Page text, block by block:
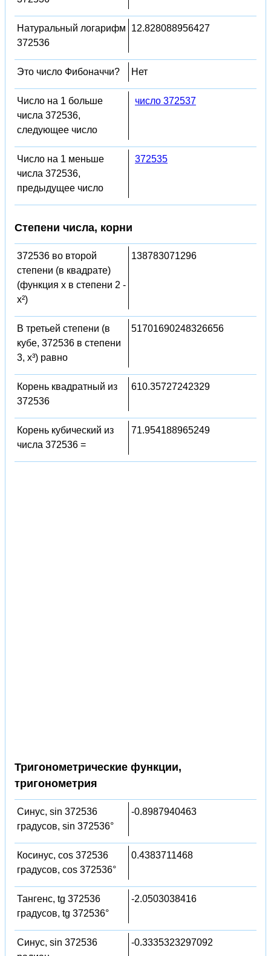
Натуральный логарифм
372536
12.828088956427
Это число Фибоначчи? Нет
Число на 1 больше
числа 372536,
следующее число
число 372537
Число на 1 меньше
числа 372536,
предыдущее число
372535
Степени числа, корни
372536 во второй
степени (в квадрате)
(функция x в степени 2 -
x²)
138783071296
В третьей степени (в
кубе, 372536 в степени
3, x³) равно
51701690248326656
Корень квадратный из
372536
610.35727242329
Корень кубический из
числа 372536 =
71.954188965249
Тригонометрические функции,
тригонометрия
Синус, sin 372536
градусов, sin 372536°
-0.8987940463
Косинус, cos 372536
градусов, cos 372536°
0.4383711468
Тангенс, tg 372536
градусов, tg 372536°
-2.0503038416
Синус, sin 372536
-0.3335323297092